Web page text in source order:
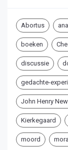
Abortus
boeken
discussie
gedachte-
John Henry
Kierkegaard
moord